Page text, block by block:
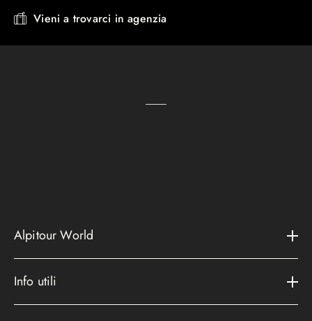
Vieni a trovarci in agenzia
Alpitour World
Info utili